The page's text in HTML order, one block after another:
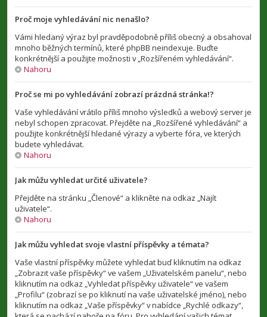
Proč moje vyhledávání nic nenašlo?
Vámi hledaný výraz byl pravděpodobně příliš obecný a obsahoval
mnoho běžných termínů, které phpBB neindexuje. Buďte
konkrétnější a použijte možnosti v „Rozšířeném vyhledávání“.
Nahoru
Proč se mi po vyhledávání zobrazí prázdná stránka!?
Vaše vyhledávání vrátilo příliš mnoho výsledků a webový server je
nebyl schopen zpracovat. Přejděte na „Rozšířené vyhledávání“ a
použijte konkrétnější hledané výrazy a vyberte fóra, ve kterých
budete vyhledávat.
Nahoru
Jak můžu vyhledat určité uživatele?
Přejděte na stránku „Členové“ a klikněte na odkaz „Najít
uživatele“.
Nahoru
Jak můžu vyhledat svoje vlastní příspěvky a témata?
Vaše vlastní příspěvky můžete vyhledat buď kliknutím na odkaz
„Zobrazit vaše příspěvky“ ve vašem „Uživatelském panelu“, nebo
kliknutím na odkaz „Vyhledat příspěvky uživatele“ ve vašem
„Profilu“ (zobrazí se po kliknutí na vaše uživatelské jméno), nebo
kliknutím na odkaz „Vaše příspěvky“ v nabídce „Rychlé odkazy“,